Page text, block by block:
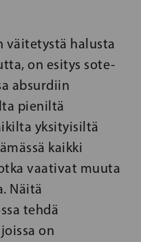
väitetystä halusta
on esitys sote-
absurdiin
pieniltä
yksityisiltä
kaikki
vaativat muuta
Näitä
tehdä
on